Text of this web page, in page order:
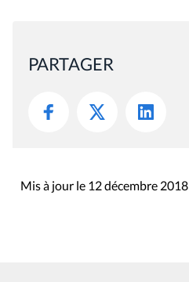
PARTAGER
Mis à jour le 12 décembre 2018